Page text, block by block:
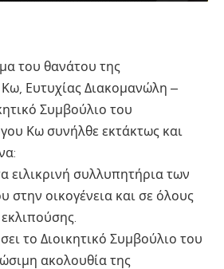
του θανάτου της
Ευτυχίας Διακομανώλη –
Συμβούλιο του
Κω συνήλθε εκτάκτως και
ειλικρινή συλλυπητήρια των
στην οικογένεια και σε όλους
το Διοικητικό Συμβούλιο του
ακολουθία της